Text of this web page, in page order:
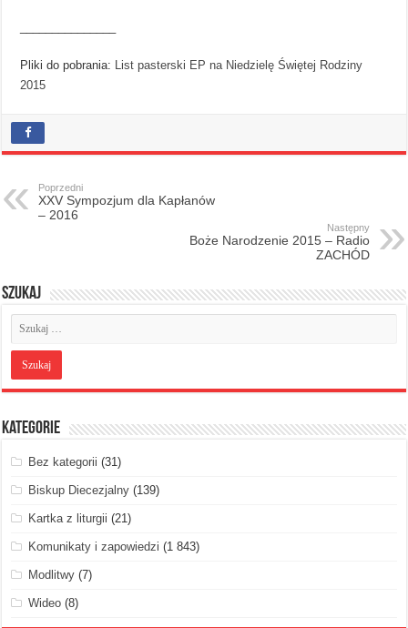
Pliki do pobrania:
List pasterski EP na Niedzielę Świętej Rodziny
2015
Poprzedni
XXV Sympozjum dla Kapłanów
– 2016
Następny
Boże Narodzenie 2015 – Radio
ZACHÓD
Szukaj
Kategorie
Bez kategorii (31)
Biskup Diecezjalny (139)
Kartka z liturgii (21)
Komunikaty i zapowiedzi (1 843)
Modlitwy (7)
Wideo (8)